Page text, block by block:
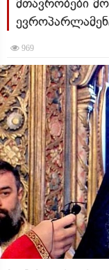
969